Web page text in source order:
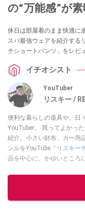
の“万能感”が
休日は部屋着のまま快適に
スパ最強ウェアを紹介する
チショートパンツ」をレビ
イチオシスト
YouTuber
リスキー /
便利な暮らしの道具や、日
YouTuber。 買ってよかっ
紹介、小さい財布、カー用
ンルをYouTube「 リスキー
品を中心に、かゆいところ